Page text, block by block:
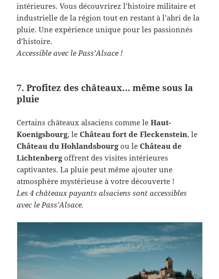
intérieures. Vous découvrirez l’histoire militaire et
industrielle de la région tout en restant à l’abri de la
pluie. Une expérience unique pour les passionnés
d’histoire.
Accessible avec le Pass’Alsace !
7. Profitez des châteaux… même sous la
pluie
Certains châteaux alsaciens comme leHaut-
Koenigsbourg, leChâteau fort de Fleckenstein, le
Château du Hohlandsbourgou leChâteau de
Lichtenbergoffrent des visites intérieures
captivantes. La pluie peut même ajouter une
atmosphère mystérieuse à votre découverte !
Les 4 châteaux payants alsaciens sont accessibles
avec le Pass’Alsace.